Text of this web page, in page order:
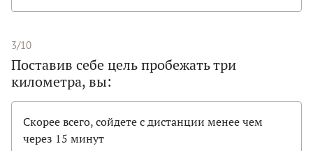
3/10
Поставив себе цель пробежать три
километра, вы:
Скорее всего, сойдете с дистанции менее чем
через 15 минут